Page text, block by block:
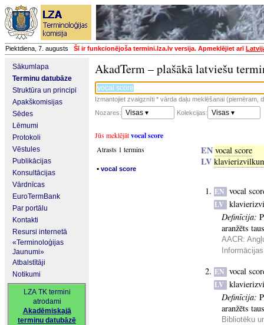
Piektdiena, 7. augusts Šī ir funkcionējoša termini.lza.lv versija. Apmeklējiet arī
Sākumlapa
Terminu datubāze
Struktūra un principi
Apakškomisijas
Sēdes
Lēmumi
Protokoli
Vēstules
Publikācijas
Konsultācijas
Vārdnīcas
EuroTermBank
Par portālu
Kontakti
Resursi internetā
«Terminoloģijas
Jaunumi»
Atbalstītāji
Notikumi
LZA TK termini
atrodami
Akadēmiskajā
terminu datubāzē
AkadTerm – plašākā latviešu
Izmantojiet zvaigznīti * vārda daļu meklēšanai (piemēram,
Nozares:
Visas ▾ Kolekcijas: Visas ▾
Jūs meklējātvocal score
Atrasts 1 termins
▪ vocal score
EN vocal score
LV
EN vocal
LV
Definīcija:
aranžēts
AACR:
EN vocal
LV
Definīcija:
aranžēts
Bibliotēku